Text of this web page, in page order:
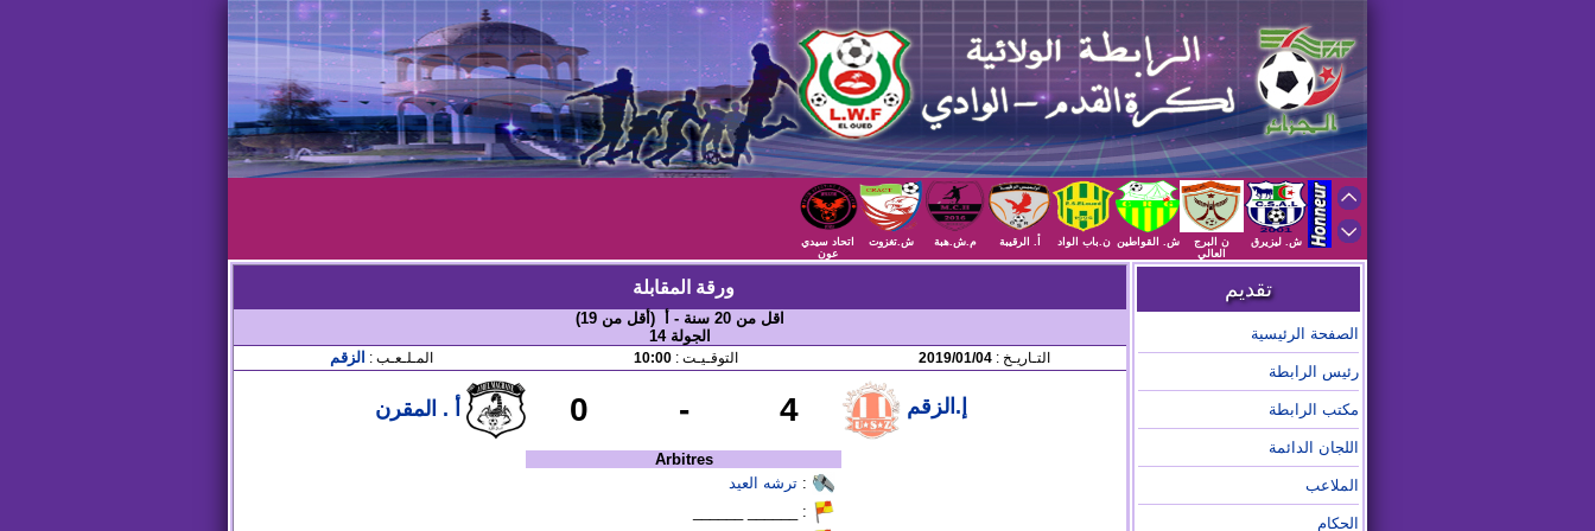
ش. ليزيرق
ن البرج
العالي
ش. القواطين ن.باب الواد أ. الرقيبة م.ش.هبة ش.تغزوت
اتحاد سيدي
عون
تقديم
الصفحة الرئيسية
رئيس الرابطة
مكتب الرابطة
اللجان الدائمة
الملاعب
الحكام
ورقة المقابلة
اقل من 20 سنة - أ (أقل من 19)
الجولة 14
التـاريـخ :2019/01/04 التوقـيـت :10:00 المـلـعـب : الزقم
إ.الزقم 4
-
0 أ . المقرن
Arbitres
: ترشه العيد
: ______ ______